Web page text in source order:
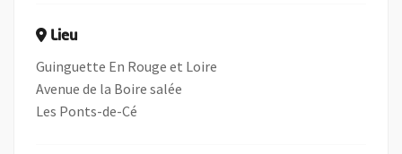
Lieu
Guinguette En Rouge et Loire
Avenue de la Boire salée
Les Ponts-de-Cé